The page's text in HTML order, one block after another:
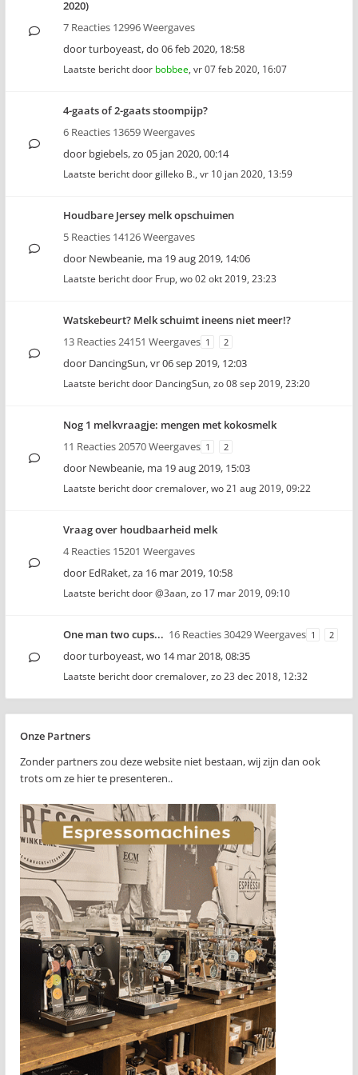
2020)
7 Reacties 12996 Weergaves
doorturboyeast,do 06 feb 2020, 18:58
Laatste bericht door bobbee, vr 07 feb 2020, 16:07
4-gaats of 2-gaats stoompijp?
6 Reacties 13659 Weergaves
door bgiebels,zo 05 jan 2020, 00:14
Laatste bericht doorgilleko B., vr 10 jan 2020, 13:59
Houdbare Jersey melk opschuimen
5 Reacties 14126 Weergaves
door Newbeanie, ma 19 aug 2019, 14:06
Laatste bericht door Frup, wo 02 okt 2019, 23:23
Watskebeurt? Melk schuimt ineens niet meer!?
13 Reacties 24151 Weergaves 1 2
door DancingSun,vr 06 sep 2019, 12:03
Laatste bericht door DancingSun, zo 08 sep 2019, 23:20
Nog 1 melkvraagje: mengen met kokosmelk
11 Reacties 20570 Weergaves 1 2
door Newbeanie, ma 19 aug 2019, 15:03
Laatste bericht doorcremalover, wo 21 aug 2019, 09:22
Vraag over houdbaarheid melk
4 Reacties 15201 Weergaves
door EdRaket,za 16 mar 2019, 10:58
Laatste bericht door@3aan, zo 17 mar 2019, 09:10
One man two cups... 16 Reacties 30429 Weergaves 1 2
doorturboyeast,wo 14 mar 2018, 08:35
Laatste bericht doorcremalover, zo 23 dec 2018, 12:32
Onze Partners
Zonder partners zou deze website niet bestaan, wij zijn dan ook
trots om ze hier te presenteren..